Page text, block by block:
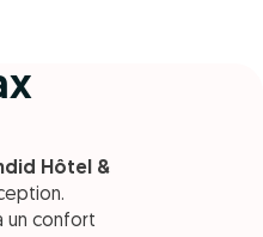
Hôtel &
un confort